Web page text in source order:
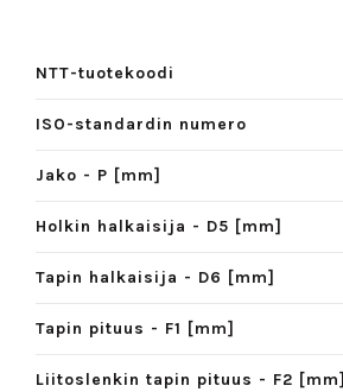
NTT-tuotekoodi
ISO-standardin numero
Jako - P [mm]
Holkin halkaisija - D5 [mm]
Tapin halkaisija - D6 [mm]
Tapin pituus - F1 [mm]
Liitoslenkin tapin pituus - F2 [mm]